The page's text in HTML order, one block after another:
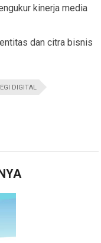
kinerja media
dan citra bisnis
DIGITAL